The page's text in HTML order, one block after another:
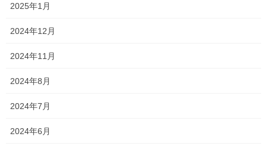
2025年1月
2024年12月
2024年11月
2024年8月
2024年7月
2024年6月